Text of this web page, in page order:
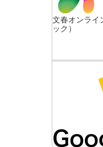
文春オンライ
ック）